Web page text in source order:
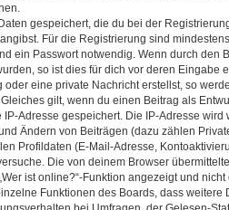
gespeichert, die du bei der
Für die Registrierung sind
ein Passwort notwendig. Wenn durch den
so ist dies für dich vor deren Eingabe
oder eine private Nachricht erstellst, so
gilt, wenn du einen Beitrag als
Adresse gespeichert. Die IP-Adresse
Ändern von Beiträgen (dazu zählen
Profildaten (E-Mail-Adresse,
Die von deinem Browser
ist online?“-Funktion angezeigt und
Funktionen des Boards, dass weitere